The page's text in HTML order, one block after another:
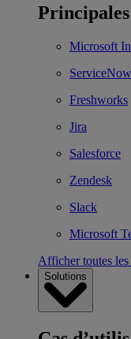
Microsoft
ServiceNow
Freshworks
Jira
Salesforce
Zendesk
Slack
Microsoft
Afficher toutes
Solutions